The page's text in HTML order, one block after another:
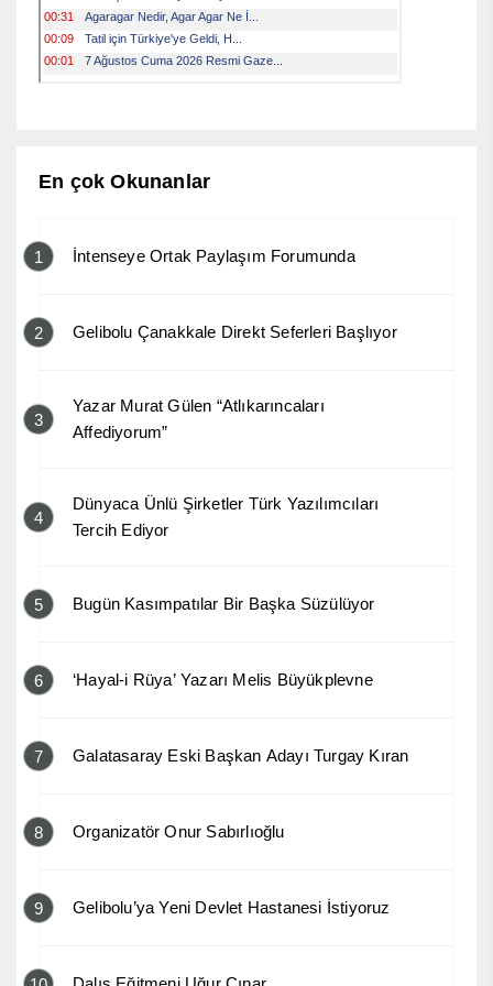
En çok Okunanlar
1 İntenseye Ortak Paylaşım Forumunda
2 Gelibolu Çanakkale Direkt Seferleri Başlıyor
3
Yazar Murat Gülen “Atlıkarıncaları
Affediyorum”
4
Dünyaca Ünlü Şirketler Türk Yazılımcıları
Tercih Ediyor
5 Bugün Kasımpatılar Bir Başka Süzülüyor
6 ‘Hayal-i Rüya’ Yazarı Melis Büyükplevne
7 Galatasaray Eski Başkan Adayı Turgay Kıran
8 Organizatör Onur Sabırlıoğlu
9 Gelibolu’ya Yeni Devlet Hastanesi İstiyoruz